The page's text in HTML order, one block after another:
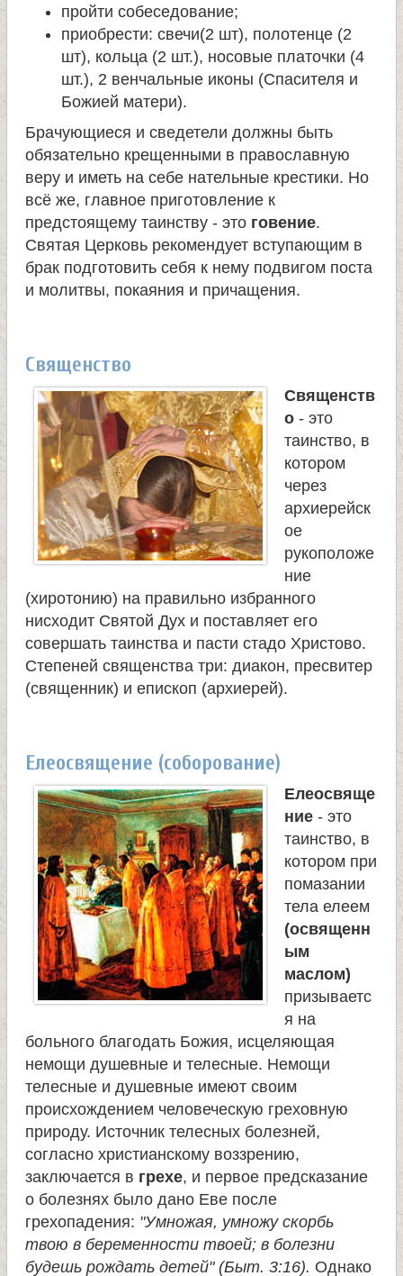
пройти собеседование;
приобрести: свечи(2 шт), полотенце (2
шт), кольца (2 шт.), носовые платочки (4
шт.), 2 венчальные иконы (Спасителя и
Божией матери).
Брачующиеся и сведетели должны быть
обязательно крещенными в православную
веру и иметь на себе нательные крестики. Но
всё же, главное приготовление к
предстоящему таинству - это говение.
Святая Церковь рекомендует вступающим в
брак подготовить себя к нему подвигом поста
и молитвы, покаяния и причащения.
Священство
Священств
о - это
таинство, в
котором
через
архиерейск
ое
рукоположе
ние
(хиротонию) на правильно избранного
нисходит Святой Дух и поставляет его
совершать таинства и пасти стадо Христово.
Степеней священства три: диакон, пресвитер
(священник) и епископ (архиерей).
Елеосвящение (соборование)
Елеосвяще
ние - это
таинство, в
котором при
помазании
тела елеем
(освященн
ым
маслом)
призываетс
я на
больного благодать Божия, исцеляющая
немощи душевные и телесные. Немощи
телесные и душевные имеют своим
происхождением человеческую греховную
природу. Источник телесных болезней,
согласно христианскому воззрению,
заключается в грехе, и первое предсказание
о болезнях было дано Еве после
грехопадения: "Умножая, умножу скорбь
твою в беременности твоей; в болезни
будешь рождать детей" (Быт. 3:16). Однако